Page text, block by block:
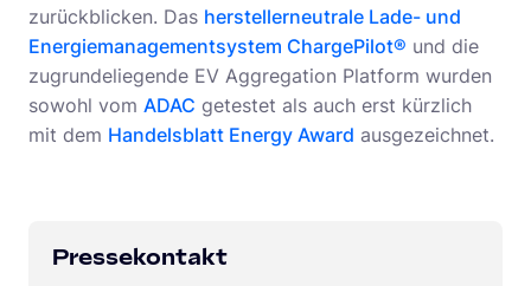
zurückblicken. Das herstellerneutrale Lade- und
Energiemanagementsystem ChargePilot® und die
zugrundeliegende EV Aggregation Platform wurden
sowohl vom ADAC getestet als auch erst kürzlich
mit dem Handelsblatt Energy Award ausgezeichnet.
Pressekontakt